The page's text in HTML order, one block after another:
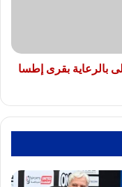
أولى بالرعاية بقرى إطسا